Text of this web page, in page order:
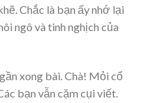
Chắc là bạn ấy nhớ lại
ngô và tinh nghịch của
xong bài. Chà! Mỏi cổ
bạn vẫn cặm cụi viết.